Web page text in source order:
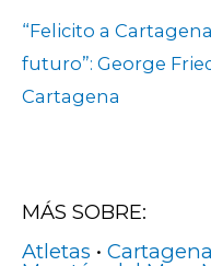
“Felicito a
futuro”: George
Cartagena
MÁS SOBRE:
Atletas • Cartagena